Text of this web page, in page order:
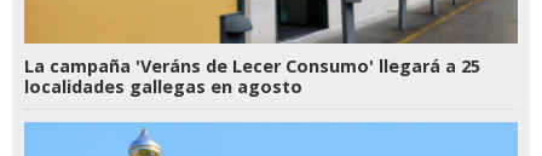
La campaña 'Veráns de Lecer Consumo' llegará a 25
localidades gallegas en agosto